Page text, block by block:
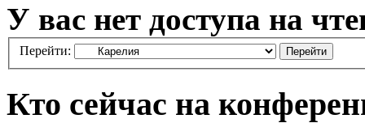
У вас нет доступа на
Перейти:
Кто сейчас на